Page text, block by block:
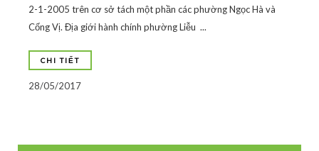
2-1-2005 trên cơ sở tách một phần các phường Ngọc Hà và
Cống Vị. Địa giới hành chính phường Liễu ...
CHI TIẾT
28/05/2017